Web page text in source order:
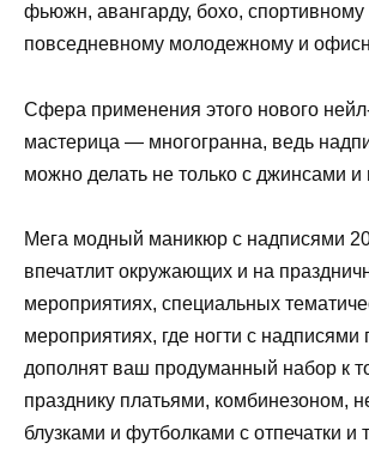
фьюжн, авангарду, бохо, спортивному
повседневному молодежному и
Сфера применения этого нового
мастерица — многогранна, ведь
можно делать не только с джинсами
Мега модный маникюр с надписями
впечатлит окружающих и на
мероприятиях, специальных
мероприятиях, где ногти с надписями
дополнят ваш продуманный набор к
празднику платьями, комбинезоном,
блузками и футболками с отпечатки и